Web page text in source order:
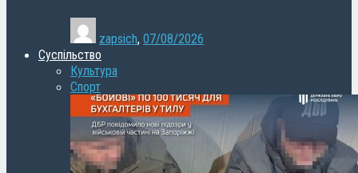
zapsich, 07/08/2026
Суспільство
Культура
Спорт